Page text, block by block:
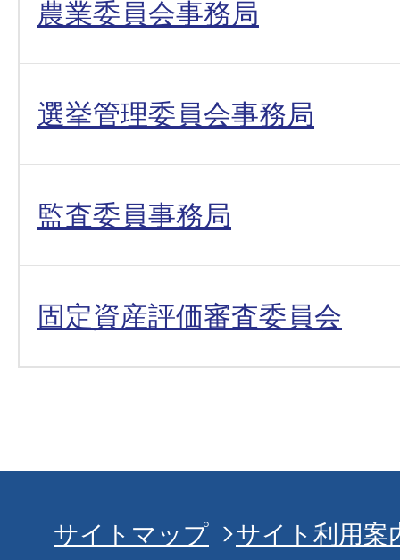
農業委員会事務局
選挙管理委員会事務局
監査委員事務局
固定資産評価審査委員会
サイトマップ
サイト利用案